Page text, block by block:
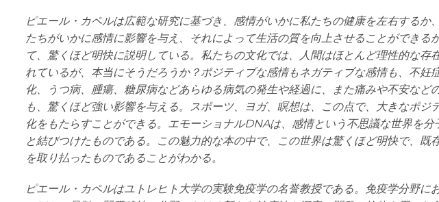
ピエール・カペルは広範な研究に基づき、感情がいかに私たちの健康を左右するか
たちがいかに感情に影響を与え、それによって生活の質を向上させることができる
て、驚くほど明快に説明している。私たちの文化では、人間はほとんど理性的な存
れているが、本当にそうだろうか？ポジティブな感情もネガティブな感情も、不妊
化、うつ病、腫瘍、糖尿病などあらゆる病気の発生や経過に、また痛みや不安など
も、驚くほど強い影響を与える。スポーツ、ヨガ、瞑想は、この点で、大きなポジ
化をもたらすことができる。エモーショナルDNAは、感情という不思議な世界を分
と結びつけたものである。この魅力的な本の中で、この世界は驚くほど明快で、既
を取り払ったものであることがわかる。
ピエール・カペルはユトレヒト大学の実験免疫学の名誉教授である。免疫学分野